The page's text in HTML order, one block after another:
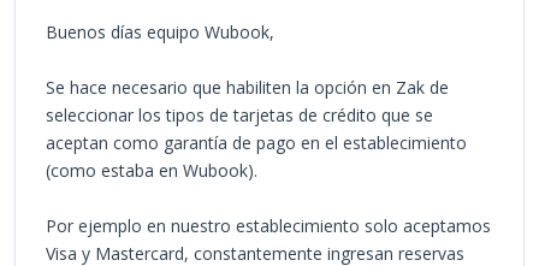
Buenos días equipo Wubook,
Se hace necesario que habiliten la opción en Zak de
seleccionar los tipos de tarjetas de crédito que se
aceptan como garantía de pago en el establecimiento
(como estaba en Wubook).
Por ejemplo en nuestro establecimiento solo aceptamos
Visa y Mastercard, constantemente ingresan reservas